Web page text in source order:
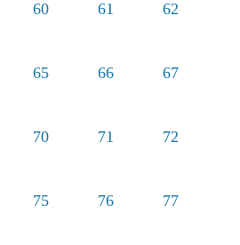
60 61 62
65 66 67
70 71 72
75 76 77